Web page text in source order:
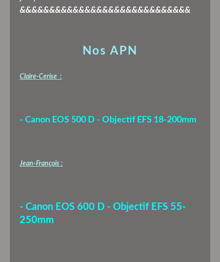
Nos APN
Claire-Cerise :
- Canon EOS 500 D - Objectif EFS 18-200mm
Jean-François :
- Canon EOS 600 D - Objectif EFS 55-
250mm
&&&&&&&&&&&&&&&&&&&&&&&&&&&&&